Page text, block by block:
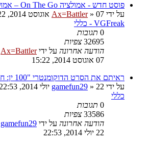
פוסט חדש - אמולציה On The Go – אמולטורים על סמארטפונים
על ידי
Ax=Battler» 07 אוגוסט 2014, 15:22
VGFreak - כללי
0 תגובות
32695 צפיות
הודעה אחרונה על ידיAx=Battler
07 אוגוסט 2014, 15:22
ראיתם את הסרט הדוקומנטרי "100 ין: חויית הארקייד היפנית"?
על ידי
gamefun29 » 22 יולי 2014, 22:53
כללי
0 תגובות
33586 צפיות
הודעה אחרונה על ידי gamefun29
22 יולי 2014, 22:53